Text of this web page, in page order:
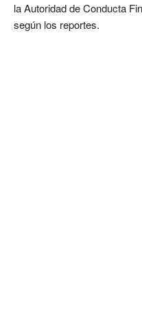
la Autoridad de Conducta
según los reportes.